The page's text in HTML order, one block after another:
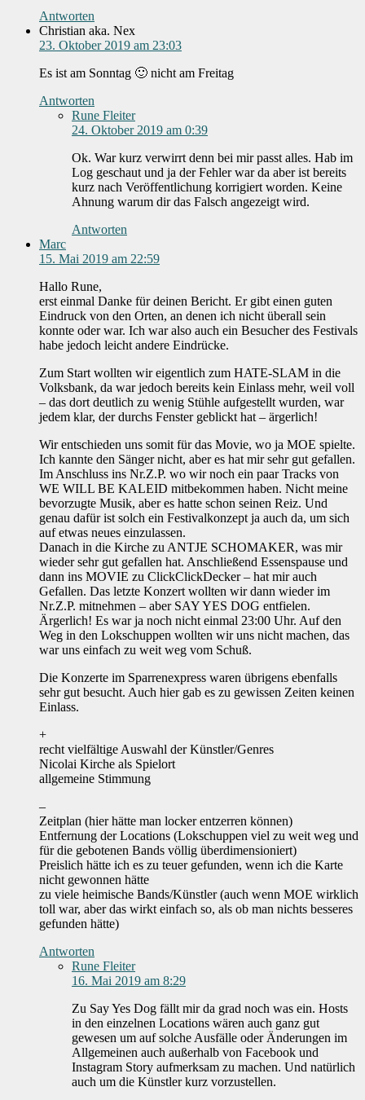
Antworten
Christian aka. Nex
23. Oktober 2019 am 23:03
Es ist am Sonntag 🙂 nicht am Freitag
Antworten
Rune Fleiter
24. Oktober 2019 am 0:39
Ok. War kurz verwirrt denn bei mir passt alles. Hab im
Log geschaut und ja der Fehler war da aber ist bereits
kurz nach Veröffentlichung korrigiert worden. Keine
Ahnung warum dir das Falsch angezeigt wird.
Antworten
Marc
15. Mai 2019 am 22:59
Hallo Rune,
erst einmal Danke für deinen Bericht. Er gibt einen guten
Eindruck von den Orten, an denen ich nicht überall sein
konnte oder war. Ich war also auch ein Besucher des Festivals
habe jedoch leicht andere Eindrücke.
Zum Start wollten wir eigentlich zum HATE-SLAM in die
Volksbank, da war jedoch bereits kein Einlass mehr, weil voll
– das dort deutlich zu wenig Stühle aufgestellt wurden, war
jedem klar, der durchs Fenster geblickt hat – ärgerlich!
Wir entschieden uns somit für das Movie, wo ja MOE spielte.
Ich kannte den Sänger nicht, aber es hat mir sehr gut gefallen.
Im Anschluss ins Nr.Z.P. wo wir noch ein paar Tracks von
WE WILL BE KALEID mitbekommen haben. Nicht meine
bevorzugte Musik, aber es hatte schon seinen Reiz. Und
genau dafür ist solch ein Festivalkonzept ja auch da, um sich
auf etwas neues einzulassen.
Danach in die Kirche zu ANTJE SCHOMAKER, was mir
wieder sehr gut gefallen hat. Anschließend Essenspause und
dann ins MOVIE zu ClickClickDecker – hat mir auch
Gefallen. Das letzte Konzert wollten wir dann wieder im
Nr.Z.P. mitnehmen – aber SAY YES DOG entfielen.
Ärgerlich! Es war ja noch nicht einmal 23:00 Uhr. Auf den
Weg in den Lokschuppen wollten wir uns nicht machen, das
war uns einfach zu weit weg vom Schuß.
Die Konzerte im Sparrenexpress waren übrigens ebenfalls
sehr gut besucht. Auch hier gab es zu gewissen Zeiten keinen
Einlass.
+
recht vielfältige Auswahl der Künstler/Genres
Nicolai Kirche als Spielort
allgemeine Stimmung
–
Zeitplan (hier hätte man locker entzerren können)
Entfernung der Locations (Lokschuppen viel zu weit weg und
für die gebotenen Bands völlig überdimensioniert)
Preislich hätte ich es zu teuer gefunden, wenn ich die Karte
nicht gewonnen hätte
zu viele heimische Bands/Künstler (auch wenn MOE wirklich
toll war, aber das wirkt einfach so, als ob man nichts besseres
gefunden hätte)
Antworten
Rune Fleiter
16. Mai 2019 am 8:29
Zu Say Yes Dog fällt mir da grad noch was ein. Hosts
in den einzelnen Locations wären auch ganz gut
gewesen um auf solche Ausfälle oder Änderungen im
Allgemeinen auch außerhalb von Facebook und
Instagram Story aufmerksam zu machen. Und natürlich
auch um die Künstler kurz vorzustellen.